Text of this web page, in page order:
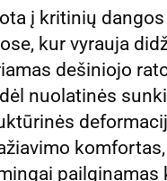
į kritinių
kur vyrauja
dešiniojo
nuolatinės